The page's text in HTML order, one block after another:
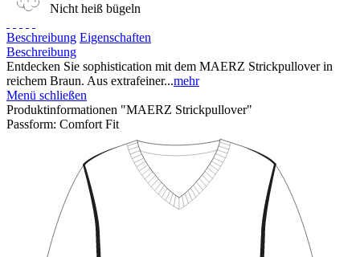
Nicht heiß bügeln
Beschreibung Eigenschaften
Beschreibung
Entdecken Sie sophistication mit dem MAERZ Strickpullover in
reichem Braun. Aus extrafeiner...mehr
Menü schließen
Produktinformationen "MAERZ Strickpullover"
Passform: Comfort Fit